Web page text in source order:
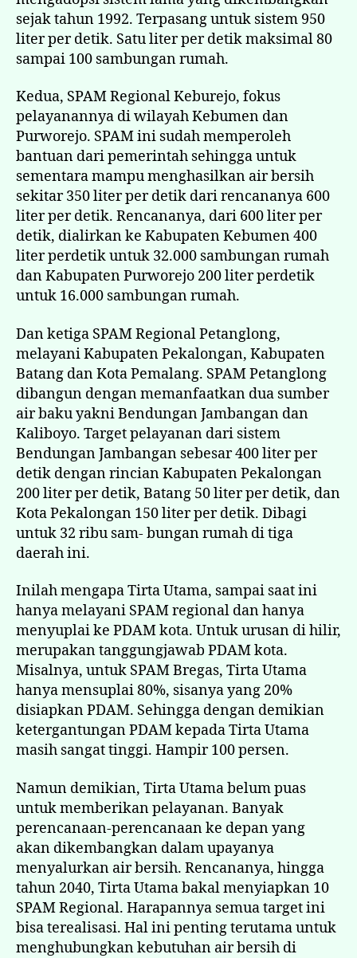
sejak tahun 1992. Terpasang untuk sistem 950
liter per detik. Satu liter per detik maksimal 80
sampai 100 sambungan rumah.
Kedua, SPAM Regional Keburejo, fokus
pelayanannya di wilayah Kebumen dan
Purworejo. SPAM ini sudah memperoleh
bantuan dari pemerintah sehingga untuk
sementara mampu menghasilkan air bersih
sekitar 350 liter per detik dari rencananya 600
liter per detik. Rencananya, dari 600 liter per
detik, dialirkan ke Kabupaten Kebumen 400
liter perdetik untuk 32.000 sambungan rumah
dan Kabupaten Purworejo 200 liter perdetik
untuk 16.000 sambungan rumah.
Dan ketiga SPAM Regional Petanglong,
melayani Kabupaten Pekalongan, Kabupaten
Batang dan Kota Pemalang. SPAM Petanglong
dibangun dengan memanfaatkan dua sumber
air baku yakni Bendungan Jambangan dan
Kaliboyo. Target pelayanan dari sistem
Bendungan Jambangan sebesar 400 liter per
detik dengan rincian Kabupaten Pekalongan
200 liter per detik, Batang 50 liter per detik, dan
Kota Pekalongan 150 liter per detik. Dibagi
untuk 32 ribu sam- bungan rumah di tiga
daerah ini.
Inilah mengapa Tirta Utama, sampai saat ini
hanya melayani SPAM regional dan hanya
menyuplai ke PDAM kota. Untuk urusan di hilir,
merupakan tanggungjawab PDAM kota.
Misalnya, untuk SPAM Bregas, Tirta Utama
hanya mensuplai 80%, sisanya yang 20%
disiapkan PDAM. Sehingga dengan demikian
ketergantungan PDAM kepada Tirta Utama
masih sangat tinggi. Hampir 100 persen.
Namun demikian, Tirta Utama belum puas
untuk memberikan pelayanan. Banyak
perencanaan-perencanaan ke depan yang
akan dikembangkan dalam upayanya
menyalurkan air bersih. Rencananya, hingga
tahun 2040, Tirta Utama bakal menyiapkan 10
SPAM Regional. Harapannya semua target ini
bisa terealisasi. Hal ini penting terutama untuk
menghubungkan kebutuhan air bersih di